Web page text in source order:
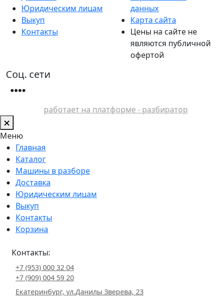
Юридическим лицам
Выкуп
Контакты
данных
Карта сайта
Цены на сайте не
являются публичной
офертой
Соц. сети
работает на платформе - разбиратор
Меню
Главная
Каталог
Машины в разборе
Доставка
Юридическим лицам
Выкуп
Контакты
Корзина
Контакты:
+7 (953) 000 32 04
+7 (909) 004 59 20
Екатеринбург, ул.Данилы Зверева, 23